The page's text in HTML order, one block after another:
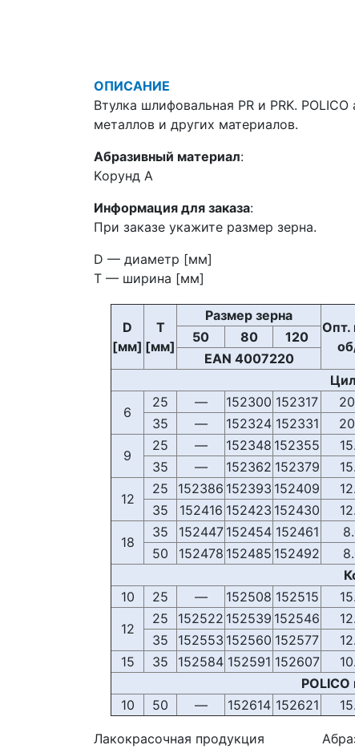
ОПИСАНИЕ
Втулка шлифовальная PR и PRK.
металлов и других материалов.
Абразивный материал:
Kорунд А
Информация для заказа:
При заказе укажите размер зерна.
D — диаметр [мм]
T — ширина [мм]
D
[мм]
T
[мм]
Размер зерна
Опт.
50 80
120
EAN 4007220
6
25 — 152300 152317
35
— 152324 152331
9
25 — 152348 152355
35
— 152362 152379
12
25 152386 152393 152409
35
152416 152423 152430
18
35 152447 152454 152461
50
152478 152485 152492
10
25 — 152508 152515
12
25 152522 152539 152546
35
152553 152560 152577
15
35 152584 152591 152607
10
50 — 152614 152621
Лакокрасочная продукция